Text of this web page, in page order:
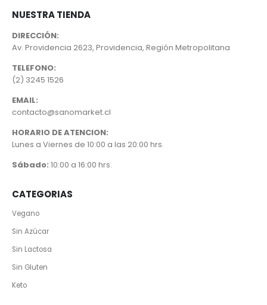
NUESTRA TIENDA
DIRECCIÓN:
Av. Providencia 2623, Providencia, Región Metropolitana
TELEFONO:
(2) 3245 1526
EMAIL:
contacto@sanomarket.cl
HORARIO DE ATENCION:
Lunes a Viernes de 10:00 a las 20:00 hrs.
Sábado: 10:00 a 16:00 hrs.
CATEGORIAS
Vegano
Sin Azúcar
Sin Lactosa
Sin Gluten
Keto